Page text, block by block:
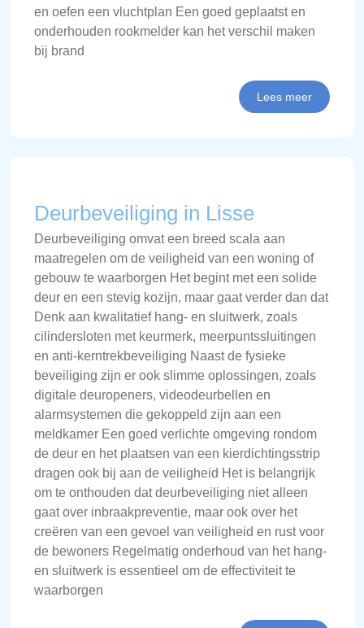
en oefen een vluchtplan Een goed geplaatst en
onderhouden rookmelder kan het verschil maken
bij brand
Lees meer
Deurbeveiliging in Lisse
Deurbeveiliging omvat een breed scala aan
maatregelen om de veiligheid van een woning of
gebouw te waarborgen Het begint met een solide
deur en een stevig kozijn, maar gaat verder dan dat
Denk aan kwalitatief hang- en sluitwerk, zoals
cilindersloten met keurmerk, meerpuntssluitingen
en anti-kerntrekbeveiliging Naast de fysieke
beveiliging zijn er ook slimme oplossingen, zoals
digitale deuropeners, videodeurbellen en
alarmsystemen die gekoppeld zijn aan een
meldkamer Een goed verlichte omgeving rondom
de deur en het plaatsen van een kierdichtingsstrip
dragen ook bij aan de veiligheid Het is belangrijk
om te onthouden dat deurbeveiliging niet alleen
gaat over inbraakpreventie, maar ook over het
creëren van een gevoel van veiligheid en rust voor
de bewoners Regelmatig onderhoud van het hang-
en sluitwerk is essentieel om de effectiviteit te
waarborgen